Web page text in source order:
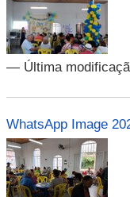
— Última
WhatsApp Image